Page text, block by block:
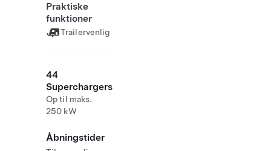
Praktiske
funktioner
Trailervenlig
44
Superchargers
Op til maks.
250 kW
Åbningstider